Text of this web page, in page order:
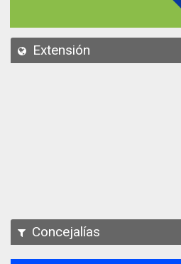
API
Extensión
Concejalías